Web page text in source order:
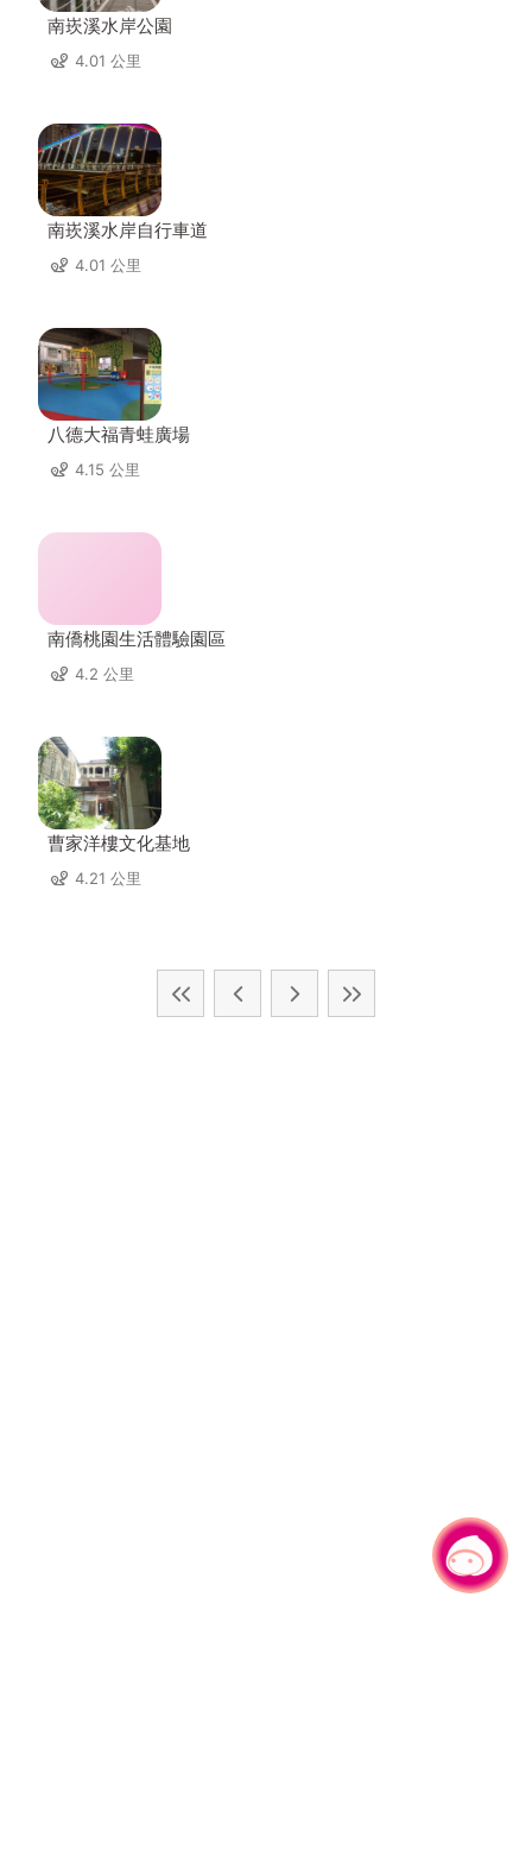
南崁溪水岸公園
4.01 公里
南崁溪水岸自行車道
4.01 公里
八德大福青蛙廣場
4.15 公里
南僑桃園生活體驗園區
4.2 公里
曹家洋樓文化基地
4.21 公里